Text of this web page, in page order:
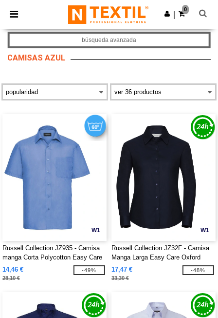
× App de Ntextil
¡Mejores precios en app!
Descargar app
0
CAMISAS AZUL
búsqueda avanzada
W1
Russell Collection JZ935 - Camisa
manga Corta Polycotton Easy Care
Poplin
14,46 €
28,10 €
-49%
W1
Russell Collection JZ32F - Camisa
Manga Larga Easy Care Oxford
17,47 €
33,30 €
-48%